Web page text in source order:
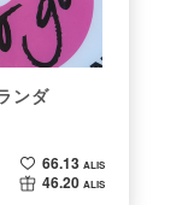
ンダ
66.13 ALIS
46.20 ALIS